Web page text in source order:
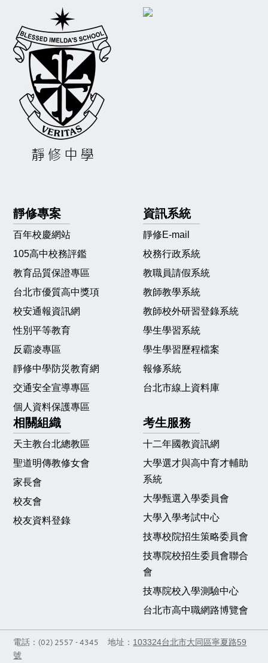
靜修專案
百年校慶網站
105高中校務評鑑
教育品質保證專區
台北市優質高中獎項
校安通報資訊網
性別平等教育
反霸凌專區
靜修中學防災教育網
交通安全宣導專區
個人資料保護專區
資訊系統
靜修E-mail
校務行政系統
教職員請假系統
教師教學系統
教師校外研習登錄系統
學生學習系統
學生學習歷程檔案
報修系統
台北市線上資料庫
相關組織
天主教台北總教區
聖道明傳教修女會
家長會
校友會
校友資料登錄
考生服務
十二年國教資訊網
大學選才與高中育才輔助
系統
大學甄選入學委員會
大學入學考試中心
技專校院招生策略委員會
技專院校招生委員會聯合
會
技專院校入學測驗中心
台北市高中職網路博覽會
電話：(02) 2557 - 4345 地址： 103324台北市大同區寧夏路59
號